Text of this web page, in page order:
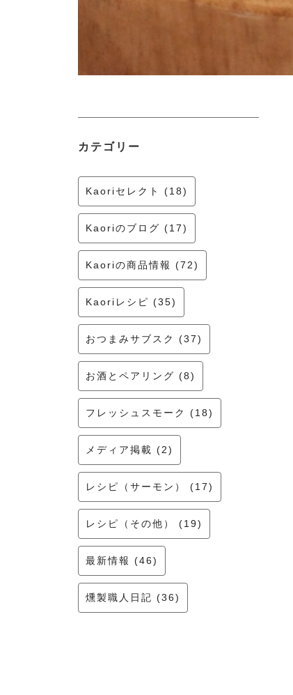
カテゴリー
Kaoriセレクト (18)
Kaoriのブログ (17)
Kaoriの商品情報 (72)
Kaoriレシピ (35)
おつまみサブスク (37)
お酒とペアリング (8)
フレッシュスモーク (18)
メディア掲載 (2)
レシピ（サーモン） (17)
レシピ（その他） (19)
最新情報 (46)
燻製職人日記 (36)